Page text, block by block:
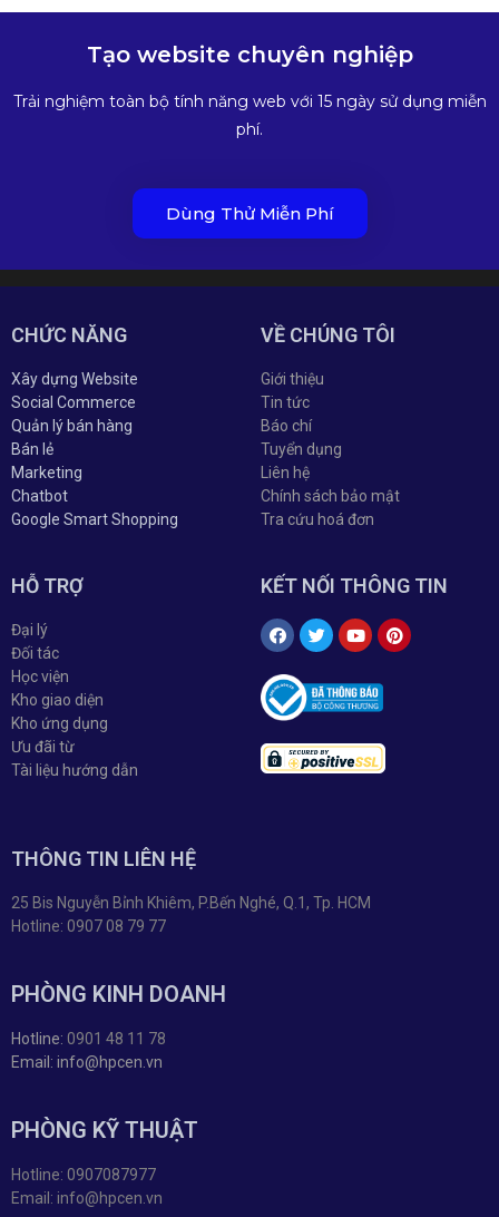
Tạo website chuyên nghiệp
Trải nghiệm toàn bộ tính năng web với 15 ngày sử dụng miễn
phí.
Dùng Thử Miễn Phí
CHỨC NĂNG
Xây dựng Website
Social Commerce
Quản lý bán hàng
Bán lẻ
Marketing
Chatbot
Google Smart Shopping
VỀ CHÚNG TÔI
Giới thiệu
Tin tức
Báo chí
Tuyển dụng
Liên hệ
Chính sách bảo mật
Tra cứu hoá đơn
HỖ TRỢ
Đại lý
Đối tác
Học viện
Kho giao diện
Kho ứng dụng
Ưu đãi từ
Tài liệu hướng dẫn
KẾT NỐI THÔNG TIN
THÔNG TIN LIÊN HỆ
25 Bis Nguyễn Bỉnh Khiêm, P.Bến Nghé, Q.1, Tp. HCM
Hotline: 0907 08 79 77
PHÒNG KINH DOANH
Hotline: 0901 48 11 78
Email: info@hpcen.vn
PHÒNG KỸ THUẬT
Hotline: 0907087977
Email: info@hpcen.vn